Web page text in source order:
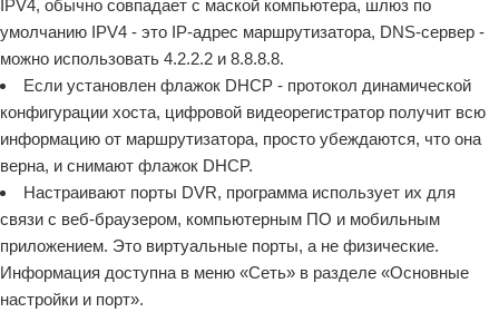
IPV4, обычно совпадает с маской компьютера, шлюз по
умолчанию IPV4 - это IP-адрес маршрутизатора, DNS-сервер -
можно использовать 4.2.2.2 и 8.8.8.8.
Если установлен флажок DHCP - протокол динамической
конфигурации хоста, цифровой видеорегистратор получит всю
информацию от маршрутизатора, просто убеждаются, что она
верна, и снимают флажок DHCP.
Настраивают порты DVR, программа использует их для
связи с веб-браузером, компьютерным ПО и мобильным
приложением. Это виртуальные порты, а не физические.
Информация доступна в меню «Сеть» в разделе «Основные
настройки и порт».